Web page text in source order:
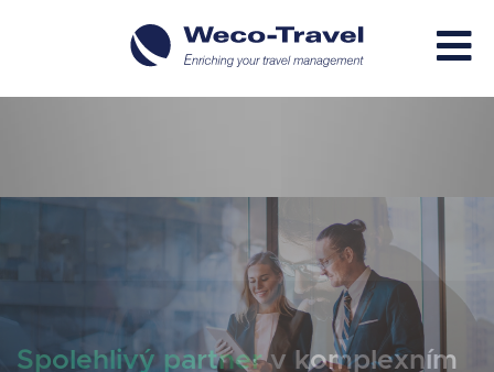
Spolehlivý partnerv komplexním